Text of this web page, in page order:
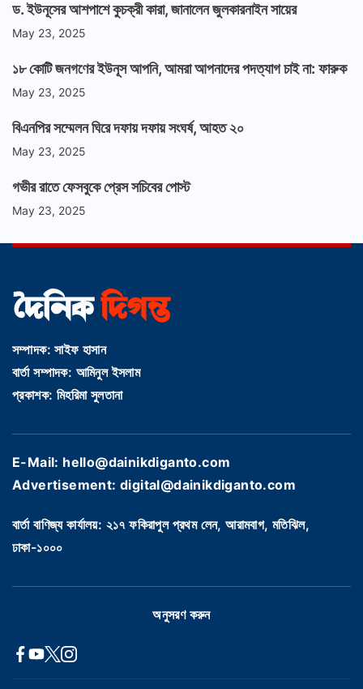
ড. ইউনূসের আশপাশে কুচক্রী কারা, জানালেন জুলকারনাইন সায়ের
May 23, 2025
১৮ কোটি জনগণের ইউনূস আপনি, আমরা আপনাদের পদত্যাগ চাই না: ফারুক
May 23, 2025
বিএনপির সম্মেলন ঘিরে দফায় দফায় সংঘর্ষ, আহত ২০
May 23, 2025
গভীর রাতে ফেসবুকে প্রেস সচিবের পোস্ট
May 23, 2025
সম্পাদক: সাইফ হাসান
বার্তা সম্পাদক: আমিনুল ইসলাম
প্রকাশক: মিহরিমা সুলতানা
E-Mail: hello@dainikdiganto.com
Advertisement: digital@dainikdiganto.com
বার্তা বাণিজ্য কার্যালয়: ২১৭ ফকিরাপুল প্রথম লেন, আরামবাগ, মতিঝিল,
ঢাকা-১০০০
অনুসরণ করুন